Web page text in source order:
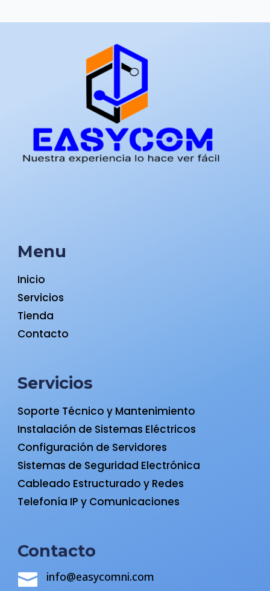
Menu
Inicio
Servicios
Tienda
Contacto
Servicios
Soporte Técnico y Mantenimiento
Instalación de Sistemas Eléctricos
Configuración de Servidores
Sistemas de Seguridad Electrónica
Cableado Estructurado y Redes
Telefonía IP y Comunicaciones
Contacto
 info@easycomni.com